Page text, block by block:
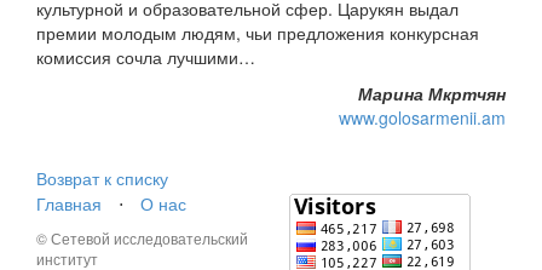
культурной и образовательной сфер. Царукян выдал
премии молодым людям, чьи предложения конкурсная
комиссия сочла лучшими…
Марина Мкртчян
www.golosarmenii.am
Возврат к списку
Главная
⋅ О нас
© Сетевой исследовательский
институт